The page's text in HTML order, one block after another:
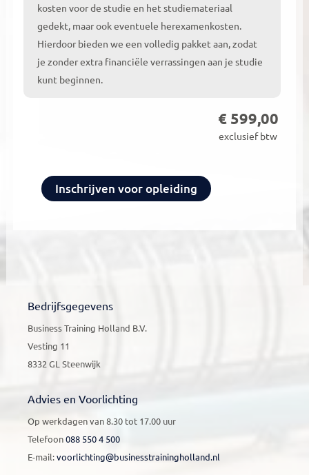
kosten voor de studie en het studiemateriaal
gedekt, maar ook eventuele herexamenkosten.
Hierdoor bieden we een volledig pakket aan, zodat
je zonder extra financiële verrassingen aan je studie
kunt beginnen.
€ 599,00
exclusief btw
HBO
Praktijkcursus
Inschrijven voor opleiding
Bedrijfsgegevens
Business Training Holland B.V.
Vesting 11
8332 GL Steenwijk
Advies en Voorlichting
Op werkdagen van 8.30 tot 17.00 uur
Telefoon088 550 4 500
E-mail:voorlichting@businesstrainingholland.nl